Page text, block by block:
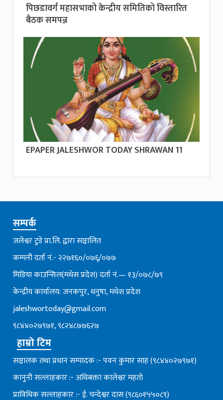
पिछडावर्ग महासभाको केन्द्रीय समितिको विस्तारित
बैठक समपन्न
EPAPER JALESHWOR TODAY SHRAWAN 11
सम्पर्क
जलेश्वर टुडे प्रा.लि. द्वारा सञ्चालित
कम्पनी दर्ता नं.- २२७१६०/०७६्/०७७
मिडिया काउन्सिल(मधेस प्रदेश) दर्ता नं.— १३/०७८/७९
केन्द्रीय कार्यालय: जनकपुर, धनुषा, मधेश प्रदेश
jaleshwortoday@gmail.com
९८४४०२७९७१, ९८२४८७७६२७
हाम्रो टिम
सञ्चालक तथा प्रधान सम्पादक :- पवन कुमार साह (९८४४०२७९७१)
कानुनी सल्लाहकार :- अधिबक्ता कालेश्वर महतो
प्राविधिक सल्लाहकार :- ई. चन्देश्वर दास (९८६०१५५०८९)